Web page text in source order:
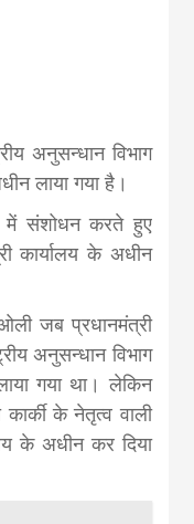
अनुसन्धान विभाग
लाया गया है।
में संशोधन करते हुए
कार्यालय के अधीन
जब प्रधानमंत्री
अनुसन्धान विभाग
गया था। लेकिन
के नेतृत्व वाली
के अधीन कर दिया